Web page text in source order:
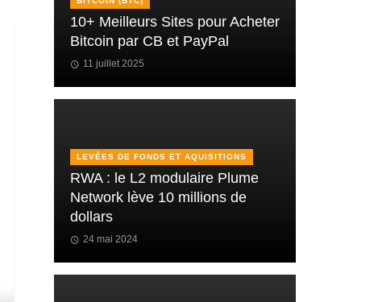
10+ Meilleurs Sites pour Acheter
Bitcoin par CB et PayPal
11 juillet 2025
LEVÉES DE FONDS ET AQUISITIONS
RWA : le L2 modulaire Plume
Network lève 10 millions de
dollars
24 mai 2024